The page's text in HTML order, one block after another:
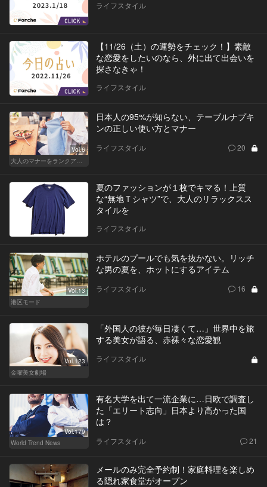
ライフスタイル
【11/26（土）の運勢をチェック！】素敵
な恋愛をしたいのなら、外に出て出会いを
探さなきゃ！
ライフスタイル
Vol.6
日本人の95%が知らない、テーブルナプキ
ンの正しい使い方とマナー
ライフスタイル 20
夏のファッションが１枚でキマる！上質
な“無地Ｔシャツ”で、大人のリラックスス
タイルを
ライフスタイル
Vol.13
港区モード
ホテルのプールでも気を抜かない。リッチ
な男の夏を、ホットにするアイテム
ライフスタイル 16
Vol.123
金曜美女劇場
「外国人の彼が毎日凄くて…」世界中を旅
する美女が語る、赤裸々な恋愛観
ライフスタイル
Vol.179
World Trend News
有名大学を出て一流企業に…日欧で調査し
た「エリート志向」日本より高かった国
は？
ライフスタイル 21
メールのみ完全予約制！家庭料理を楽しめ
る隠れ家食堂がオープン